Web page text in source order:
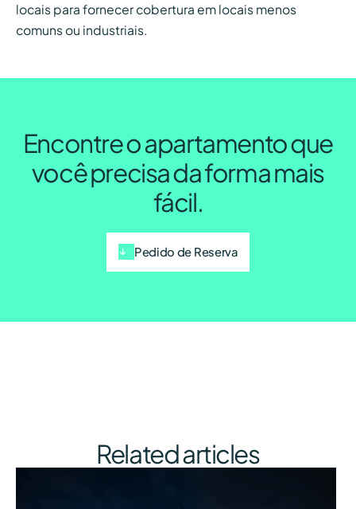
locais para fornecer cobertura em locais menos
comuns ou industriais.
Encontre o apartamento que
você precisa da forma mais
fácil.
Pedido de Reserva
Related articles